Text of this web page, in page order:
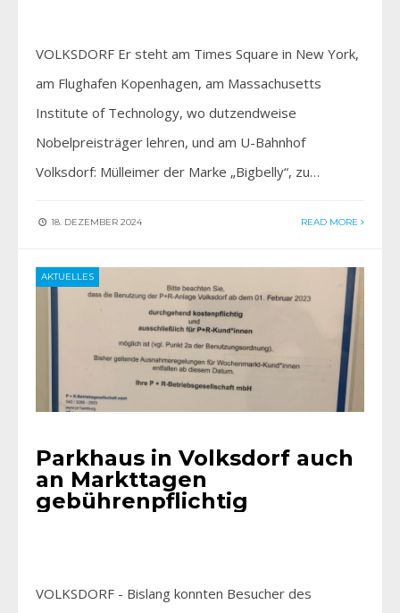
VOLKSDORF Er steht am Times Square in New York,
am Flughafen Kopenhagen, am Massachusetts
Institute of Technology, wo dutzendweise
Nobelpreisträger lehren, und am U-Bahnhof
Volksdorf: Mülleimer der Marke „Bigbelly“, zu…
18. DEZEMBER 2024 READ MORE
AKTUELLES
Parkhaus in Volksdorf auch
an Markttagen
gebührenpflichtig
VOLKSDORF - Bislang konnten Besucher des